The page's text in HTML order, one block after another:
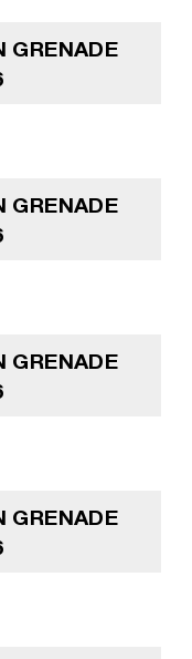
GRENADE
GRENADE
GRENADE
GRENADE